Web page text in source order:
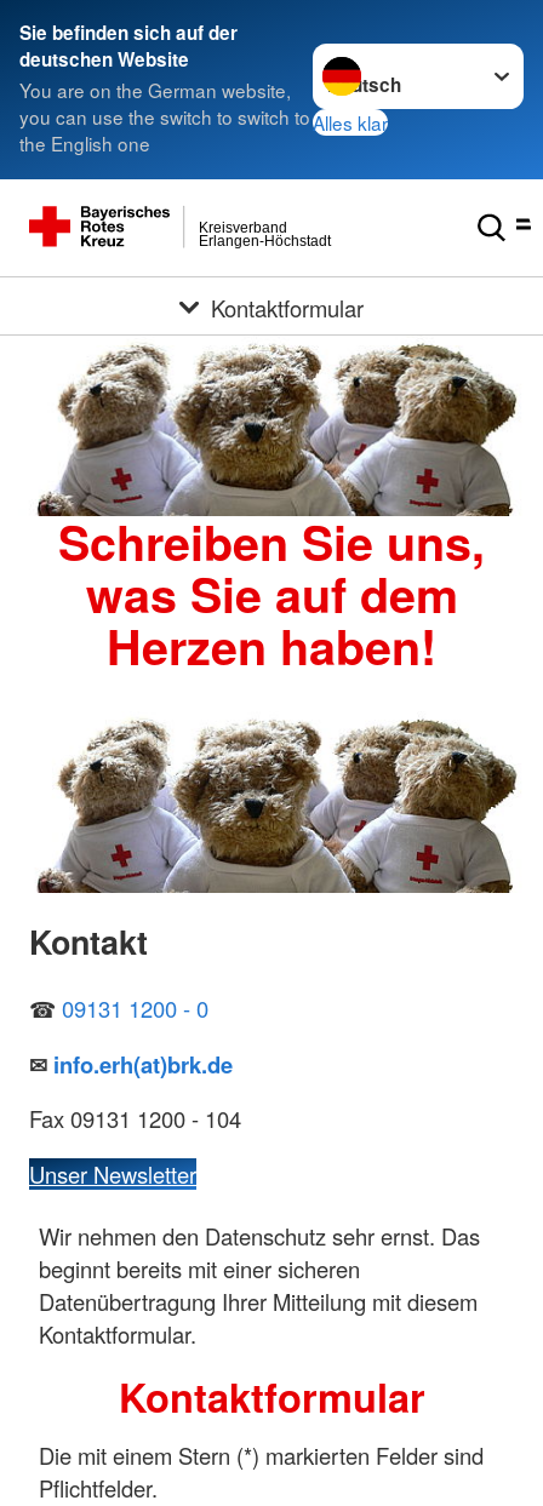
Sie befinden sich auf der
deutschen Website
You are on the German website,
you can use the switch to switch to
the English one
Sprache wechseln zu
Alles klar
Erlangen-Höchstadt
Kreisverband
Kontaktformular
Schreiben Sie uns,
was Sie auf dem
Herzen haben!
Kontakt
☎ 09131 1200 - 0
✉ info.erh(at)brk.de
Fax 09131 1200 - 104
Unser Newsletter
Wir nehmen den Datenschutz sehr ernst. Das
beginnt bereits mit einer sicheren
Datenübertragung Ihrer Mitteilung mit diesem
Kontaktformular.
Kontaktformular
Die mit einem Stern (*) markierten Felder sind
Pflichtfelder.